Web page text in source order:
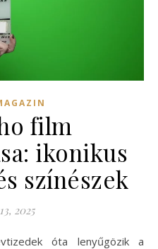
film
ikonikus
színészek
2025